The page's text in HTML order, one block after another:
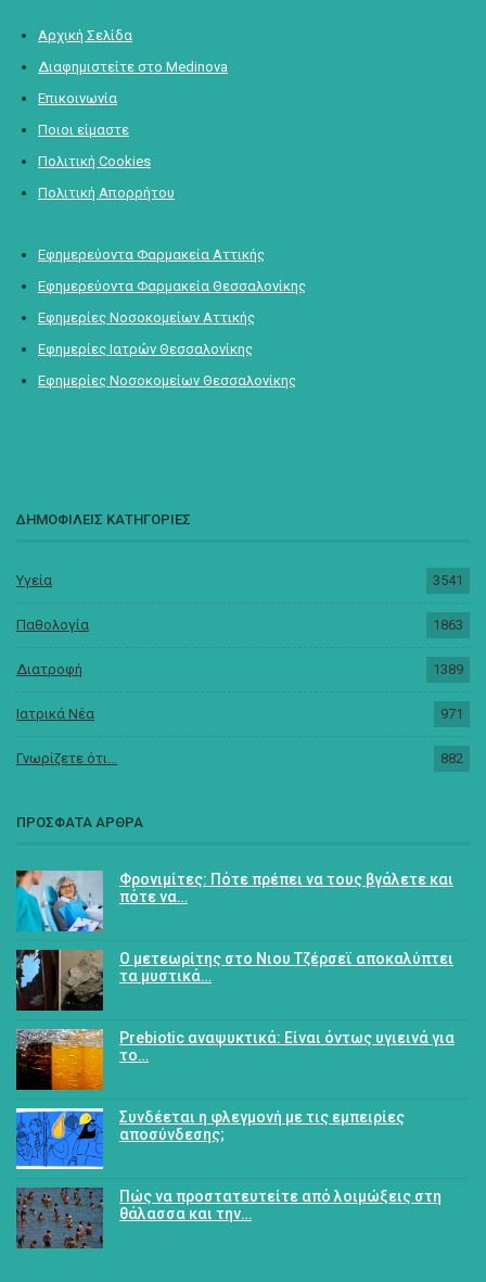
Αρχική Σελίδα
Διαφημιστείτε στο Medinova
Επικοινωνία
Ποιοι είμαστε
Πολιτική Cookies
Πολιτική Απορρήτου
Εφημερεύοντα Φαρμακεία Αττικής
Εφημερεύοντα Φαρμακεία Θεσσαλονίκης
Εφημερίες Νοσοκομείων Αττικής
Εφημερίες Ιατρών Θεσσαλονίκης
Εφημερίες Νοσοκομείων Θεσσαλονίκης
ΔΗΜΟΦΙΛΕΙΣ ΚΑΤΗΓΟΡΙΕΣ
Υγεία 3541
Παθολογία 1863
Διατροφή 1389
Ιατρικά Νέα 971
Γνωρίζετε ότι... 882
ΠΡΟΣΦΑΤΑ ΑΡΘΡΑ
Φρονιμίτες: Πότε πρέπει να τους βγάλετε και
πότε να…
Ο μετεωρίτης στο Νιου Τζέρσεϊ αποκαλύπτει
τα μυστικά…
Prebiotic αναψυκτικά: Είναι όντως υγιεινά για
το…
Συνδέεται η φλεγμονή με τις εμπειρίες
αποσύνδεσης;
Πώς να προστατευτείτε από λοιμώξεις στη
θάλασσα και την…